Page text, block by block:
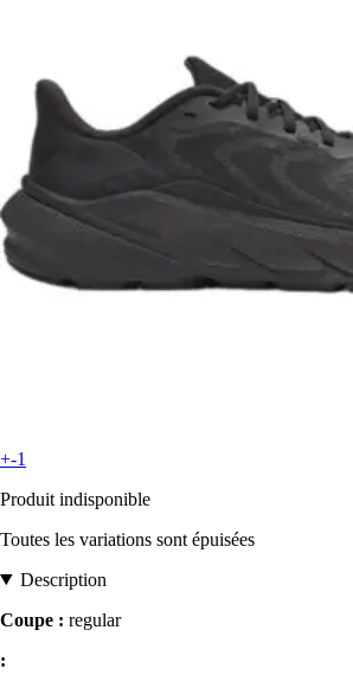
+-1
Produit indisponible
Toutes les variations sont épuisées
Description
Coupe : regular
: